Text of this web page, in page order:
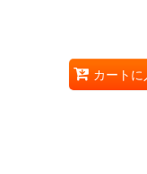
カートに